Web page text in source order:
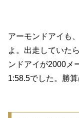
アーモンドアイも
よ。出走していた
ンドアイが2000メ
1:58.5でした。勝算